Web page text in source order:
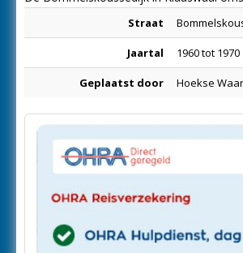
Straat
Jaartal 1960 tot 1970
Geplaatst door Hoekse